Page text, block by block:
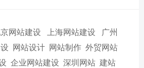
网站建设 上海网站建设
广州
网站设计 网站制作 外贸网站
企业网站建设 深圳网站 建站